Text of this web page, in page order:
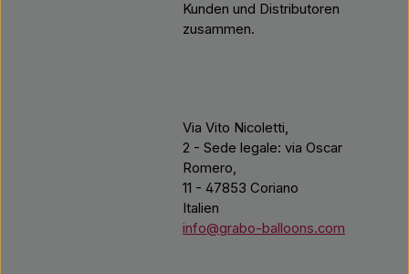
Kunden und Distributoren
zusammen.
Via Vito Nicoletti,
2 - Sede legale: via Oscar
Romero,
11 - 47853 Coriano
Italien
info@grabo-balloons.com